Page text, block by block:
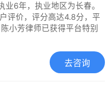
6年，执业地区为长春。
评价，评分高达4.8分，平
小芳律师已获得平台特别
去咨询